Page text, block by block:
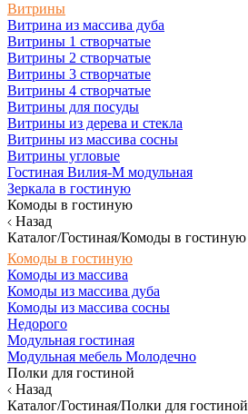
Витрины
Витрина из массива дуба
Витрины 1 створчатые
Витрины 2 створчатые
Витрины 3 створчатые
Витрины 4 створчатые
Витрины для посуды
Витрины из дерева и стекла
Витрины из массива сосны
Витрины угловые
Гостиная Вилия-М модульная
Зеркала в гостиную
Комоды в гостиную
Назад
Каталог/Гостиная/Комоды в гостиную
Комоды в гостиную
Комоды из массива
Комоды из массива дуба
Комоды из массива сосны
Недорого
Модульная гостиная
Модульная мебель Молодечно
Полки для гостиной
Назад
Каталог/Гостиная/Полки для гостиной